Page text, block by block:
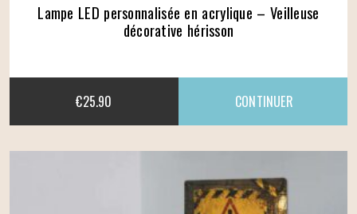
Lampe LED personnalisée en acrylique – Veilleuse
décorative hérisson
€25.90